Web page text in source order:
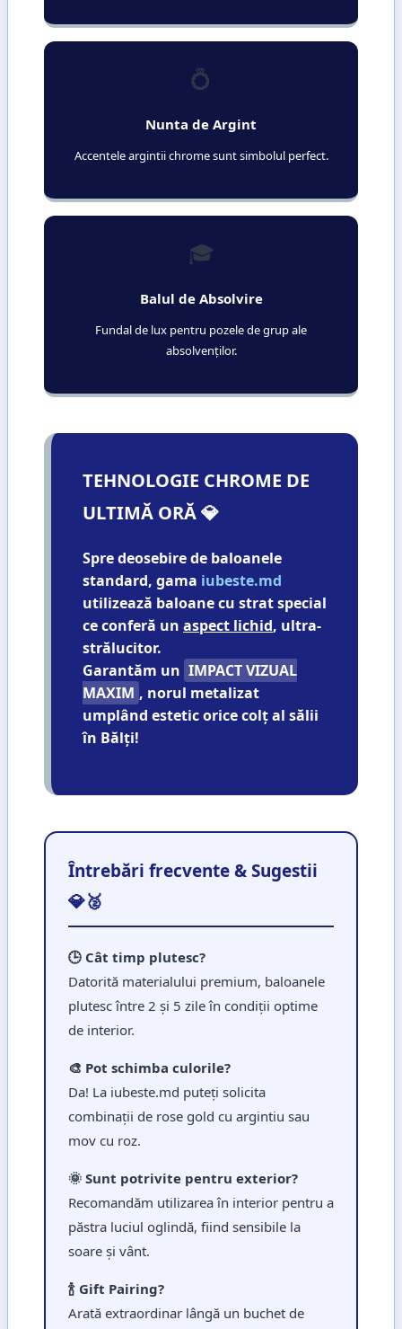
💍
Nunta de Argint
Accentele argintii chrome sunt simbolul perfect.
🎓
Balul de Absolvire
Fundal de lux pentru pozele de grup ale
absolvenților.
TEHNOLOGIE CHROME DE
ULTIMĂ ORĂ 💎
Spre deosebire de baloanele
standard, gama iubeste.md
utilizează baloane cu strat special
ce conferă un aspect lichid, ultra-
strălucitor.
Garantăm un IMPACT VIZUAL
MAXIM , norul metalizat
umplând estetic orice colț al sălii
în Bălți!
Întrebări frecvente & Sugestii
💎🥈
🕒 Cât timp plutesc?
Datorită materialului premium, baloanele
plutesc între 2 și 5 zile în condiții optime
de interior.
🎨 Pot schimba culorile?
Da! La iubeste.md puteți solicita
combinații de rose gold cu argintiu sau
mov cu roz.
🌞 Sunt potrivite pentru exterior?
Recomandăm utilizarea în interior pentru a
păstra luciul oglindă, fiind sensibile la
soare și vânt.
🍾 Gift Pairing?
Arată extraordinar lângă un buchet de